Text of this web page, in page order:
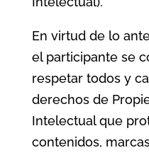
En virtud de lo
el participante se
respetar todos y
derechos de
Intelectual que
contenidos,